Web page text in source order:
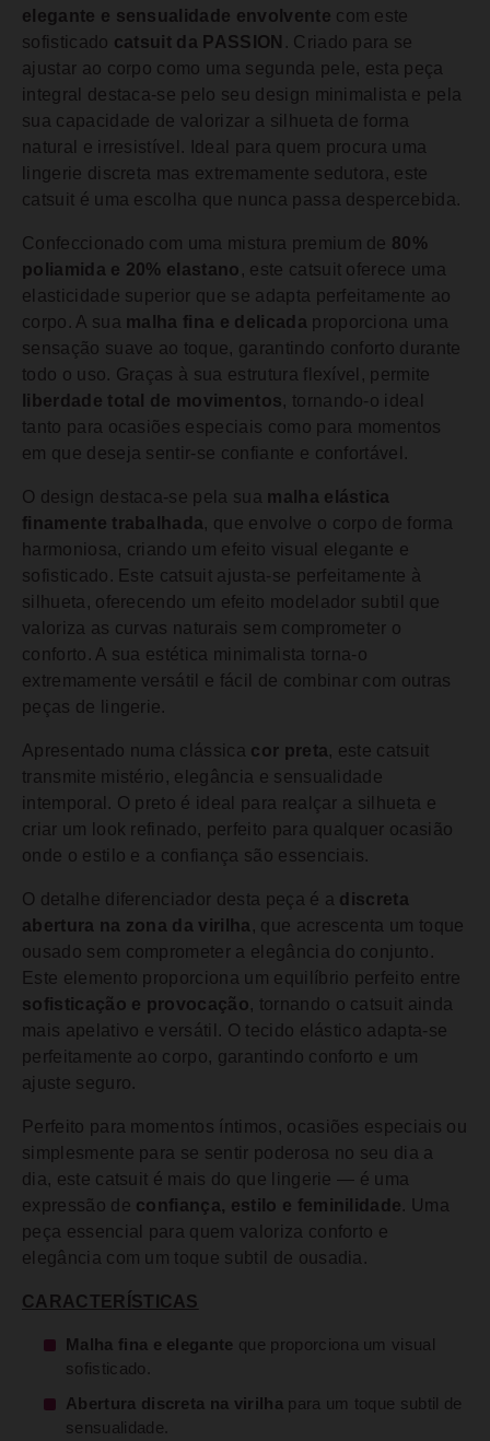
elegante e sensualidade envolvente com este
sofisticado catsuit da PASSION . Criado para se
ajustar ao corpo como uma segunda pele, esta peça
integral destaca-se pelo seu design minimalista e pela
sua capacidade de valorizar a silhueta de forma
natural e irresistível. Ideal para quem procura uma
lingerie discreta mas extremamente sedutora, este
catsuit é uma escolha que nunca passa despercebida.
Confeccionado com uma mistura premium de 80%
poliamida e 20% elastano , este catsuit oferece uma
elasticidade superior que se adapta perfeitamente ao
corpo. A sua malha fina e delicada proporciona uma
sensação suave ao toque, garantindo conforto durante
todo o uso. Graças à sua estrutura flexível, permite
liberdade total de movimentos, tornando-o ideal
tanto para ocasiões especiais como para momentos
em que deseja sentir-se confiante e confortável.
O design destaca-se pela sua malha elástica
finamente trabalhada, que envolve o corpo de forma
harmoniosa, criando um efeito visual elegante e
sofisticado. Este catsuit ajusta-se perfeitamente à
silhueta, oferecendo um efeito modelador subtil que
valoriza as curvas naturais sem comprometer o
conforto. A sua estética minimalista torna-o
extremamente versátil e fácil de combinar com outras
peças de lingerie.
Apresentado numa clássica cor preta, este catsuit
transmite mistério, elegância e sensualidade
intemporal. O preto é ideal para realçar a silhueta e
criar um look refinado, perfeito para qualquer ocasião
onde o estilo e a confiança são essenciais.
O detalhe diferenciador desta peça é a discreta
abertura na zona da virilha , que acrescenta um toque
ousado sem comprometer a elegância do conjunto.
Este elemento proporciona um equilíbrio perfeito entre
sofisticação e provocação, tornando o catsuit ainda
mais apelativo e versátil. O tecido elástico adapta-se
perfeitamente ao corpo, garantindo conforto e um
ajuste seguro.
Perfeito para momentos íntimos, ocasiões especiais ou
simplesmente para se sentir poderosa no seu dia a
dia, este catsuit é mais do que lingerie — é uma
expressão de confiança, estilo e feminilidade. Uma
peça essencial para quem valoriza conforto e
elegância com um toque subtil de ousadia.
CARACTERÍSTICAS
Malha fina e elegante que proporciona um visual
sofisticado.
Abertura discreta na virilha para um toque subtil de
sensualidade.